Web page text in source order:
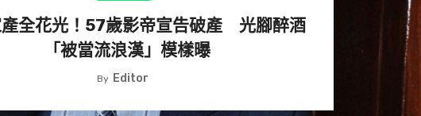
ボス減到了84公斤。今年2月他減到了77公斤，順便去買了合身的衣
公斤，腰圍也小了一圈。ルイボス瘦到68.5公斤後開始健身增肌，現
在體重大概徘徊在80公斤左右。
全花光！57歲影帝宣告破產 光腳醉酒
「被當流浪漢」模樣曝
By Editor